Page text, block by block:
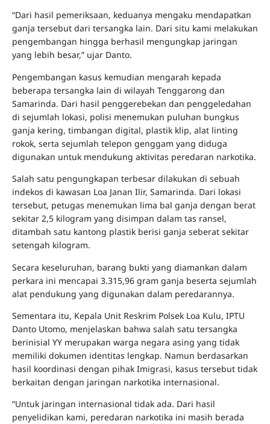
“Dari hasil pemeriksaan, keduanya mengaku mendapatkan
ganja tersebut dari tersangka lain. Dari situ kami melakukan
pengembangan hingga berhasil mengungkap jaringan
yang lebih besar,” ujar Danto.
Pengembangan kasus kemudian mengarah kepada
beberapa tersangka lain di wilayah Tenggarong dan
Samarinda. Dari hasil penggerebekan dan penggeledahan
di sejumlah lokasi, polisi menemukan puluhan bungkus
ganja kering, timbangan digital, plastik klip, alat linting
rokok, serta sejumlah telepon genggam yang diduga
digunakan untuk mendukung aktivitas peredaran narkotika.
Salah satu pengungkapan terbesar dilakukan di sebuah
indekos di kawasan Loa Janan Ilir, Samarinda. Dari lokasi
tersebut, petugas menemukan lima bal ganja dengan berat
sekitar 2,5 kilogram yang disimpan dalam tas ransel,
ditambah satu kantong plastik berisi ganja seberat sekitar
setengah kilogram.
Secara keseluruhan, barang bukti yang diamankan dalam
perkara ini mencapai 3.315,96 gram ganja beserta sejumlah
alat pendukung yang digunakan dalam peredarannya.
Sementara itu, Kepala Unit Reskrim Polsek Loa Kulu, IPTU
Danto Utomo, menjelaskan bahwa salah satu tersangka
berinisial YY merupakan warga negara asing yang tidak
memiliki dokumen identitas lengkap. Namun berdasarkan
hasil koordinasi dengan pihak Imigrasi, kasus tersebut tidak
berkaitan dengan jaringan narkotika internasional.
“Untuk jaringan internasional tidak ada. Dari hasil
penyelidikan kami, peredaran narkotika ini masih berada